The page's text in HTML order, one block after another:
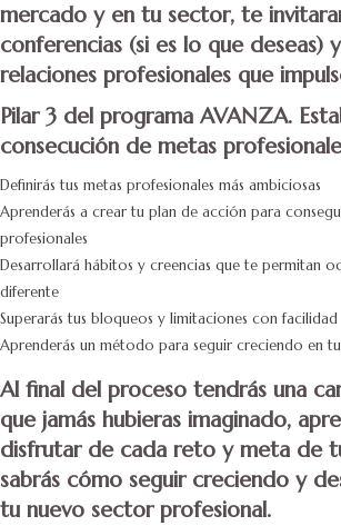
mercado y en tu sector, te
conferencias (si es lo que deseas)
relaciones profesionales que
Pilar 3 del programa AVANZA.
consecución de metas
Definirás tus metas profesionales más ambiciosas
Aprenderás a crear tu plan de acción para
profesionales
Desarrollará hábitos y creencias que te permitan
diferente
Superarás tus bloqueos y limitaciones con facilidad
Aprenderás un método para seguir creciendo en
Al final del proceso tendrás una
que jamás hubieras imaginado,
disfrutar de cada reto y meta de
sabrás cómo seguir creciendo y
tu nuevo sector profesional.